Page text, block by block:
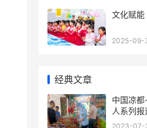
2025-09-
经典文章
中国凉
人系列
2023-07-